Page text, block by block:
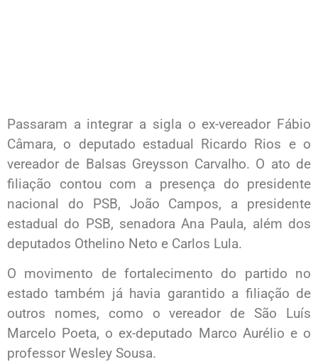
Passaram a integrar a sigla o ex-vereador Fábio
Câmara, o deputado estadual Ricardo Rios e o
vereador de Balsas Greysson Carvalho. O ato de
filiação contou com a presença do presidente
nacional do PSB, João Campos, a presidente
estadual do PSB, senadora Ana Paula, além dos
deputados Othelino Neto e Carlos Lula.
O movimento de fortalecimento do partido no
estado também já havia garantido a filiação de
outros nomes, como o vereador de São Luís
Marcelo Poeta, o ex-deputado Marco Aurélio e o
professor Wesley Sousa.